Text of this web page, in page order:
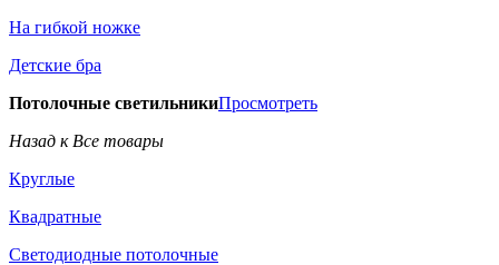
На гибкой ножке
Детские бра
Потолочные светильникиПросмотреть
Назад к Все товары
Круглые
Квадратные
Светодиодные потолочные